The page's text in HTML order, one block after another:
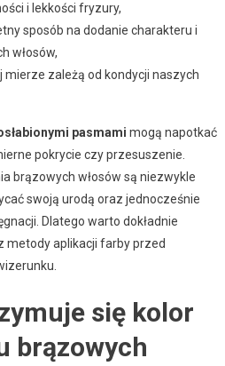
i lekkości fryzury,
sposób na dodanie charakteru i
włosów,
zależą od kondycji naszych
pasmami mogą napotkać
pokrycie czy przesuszenie.
brązowych włosów są niezwykle
swoją urodą oraz jednocześnie
Dlatego warto dokładnie
metody aplikacji farby przed
się kolor
brązowych